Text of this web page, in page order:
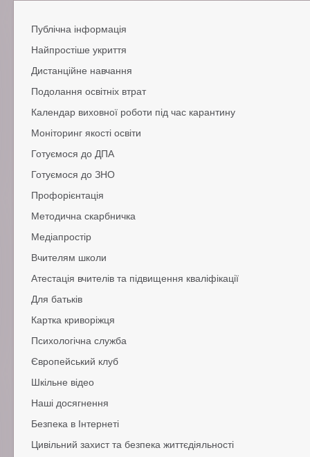
Публічна інформація
Додаткова інфорамція
Найпростіше укриття
Дистанційне навчання
Норм.-правові документи
Рекомендації
Подолання освітніх втрат
Подолання навчальних втрат
Подолання виховних втрат
Календар виховної роботи під час карантину
Моніторинг якості освіти
Готуємося до ДПА
Готуємося до ЗНО
Законодавство
Підготовка до тесту онлайн
Профорієнтація
Методична скарбничка
Методичні рекомендації
Опорна школа з питань моніторингу
Медіапростір
Медіаосвіта в дії
Вчителям школи
Профспілка інформує
Лист-інформатор
Атестація вчителів та підвищення кваліфікації
Для батьків
Робота шкільної їдальні
Підготовка до школи
Картка криворіжця
Психологічна служба
Поради батькам
Поради учням
Європейський клуб
Історія
Структура
Молодіжний Євро-Парламент
Шкільне відео
Наші досягнення
Медалісти
Безпека в Інтернеті
Цивільний захист та безпека життєдіяльності